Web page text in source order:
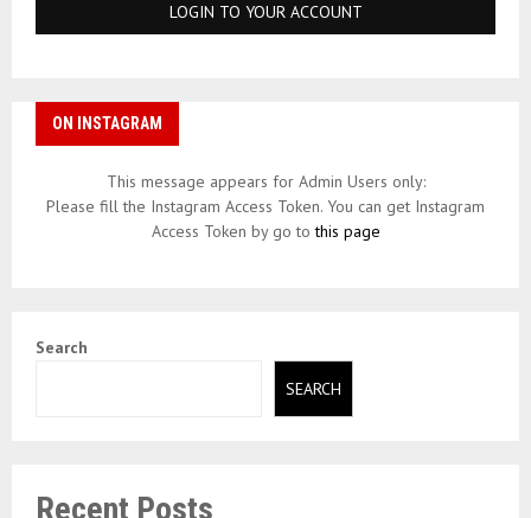
ON INSTAGRAM
This message appears for Admin Users only:
Please fill the Instagram Access Token. You can get Instagram
Access Token by go tothis page
Search
SEARCH
Recent Posts